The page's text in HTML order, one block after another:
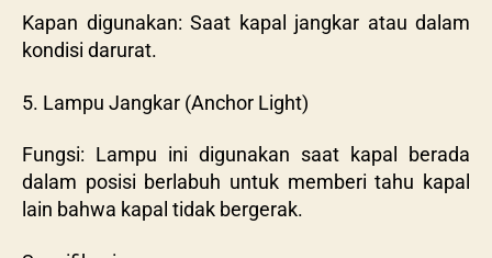
Kapan digunakan: Saat kapal jangkar atau dalam
kondisi darurat.
5. Lampu Jangkar (Anchor Light)
Fungsi: Lampu ini digunakan saat kapal berada
dalam posisi berlabuh untuk memberi tahu kapal
lain bahwa kapal tidak bergerak.